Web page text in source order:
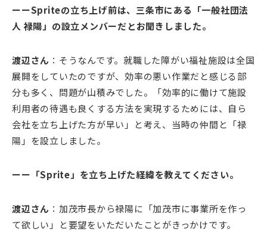
ーーSpriteの立ち上げ前は、三条市にある「一般社団法
人 禄陽」の設立メンバーだとお聞きしました。
渡辺さん ：そうなんです。就職した障がい福祉施設は全国
展開をしていたのですが、効率の悪い作業だと感じる部
分も多く、問題が山積みでした。「効率的に働けて施設
利用者の待遇も良くする方法を実現するためには、自ら
会社を立ち上げた方が早い」と考え、当時の仲間と「禄
陽」を設立しました。
ーー「Sprite」を立ち上げた経緯を教えてください。
渡辺さん ：加茂市長から禄陽に「加茂市に事業所を作っ
て欲しい」と要望をいただいたことがきっかけです。